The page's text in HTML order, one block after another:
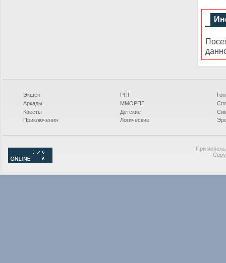
Экшен
Аркады
Квесты
Приключения
РПГ
ММОРПГ
Детские
Логические
При